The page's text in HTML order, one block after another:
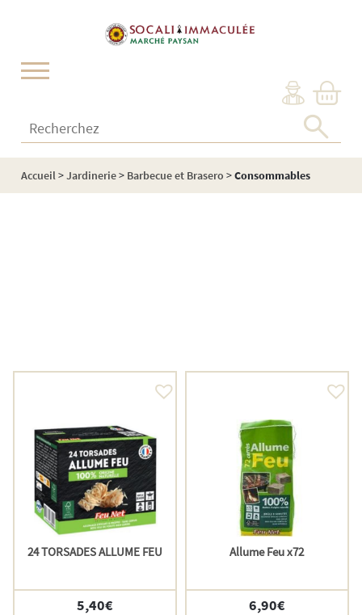
Recherchez :
Accueil>Jardinerie> Barbecue et Brasero >Consommables
24 TORSADES ALLUME FEU
5,40€
Allume Feu x72
6,90€